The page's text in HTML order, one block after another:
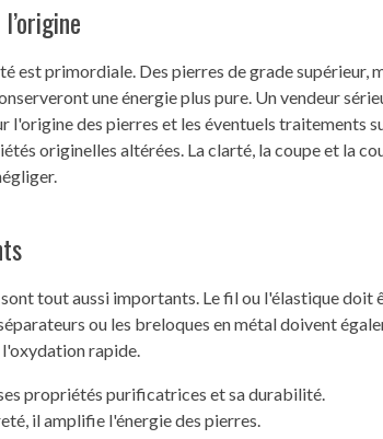
est primordiale. Des pierres de grade supérieur,
une énergie plus pure. Un vendeur
l'origine des pierres et les éventuels traitements
originelles altérées. La clarté, la coupe et la
tout aussi importants. Le fil ou l'élastique doit
ou les breloques en métal doivent
rapide.
propriétés purificatrices et sa durabilité.
il amplifie l'énergie des pierres.